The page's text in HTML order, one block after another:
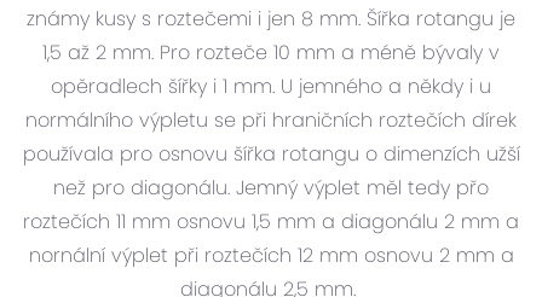
známy kusy s roztečemi i jen 8 mm. Šířka rotangu je
1,5 až 2 mm. Pro rozteče 10 mm a méně bývaly v
opěradlech šířky i 1 mm. U jemného a někdy i u
normálního výpletu se při hraničních roztečích dírek
používala pro osnovu šířka rotangu o dimenzích užší
než pro diagonálu. Jemný výplet měl tedy přo
roztečích 11 mm osnovu 1,5 mm a diagonálu 2 mm a
nornální výplet při roztečích 12 mm osnovu 2 mm a
diagonálu 2,5 mm.